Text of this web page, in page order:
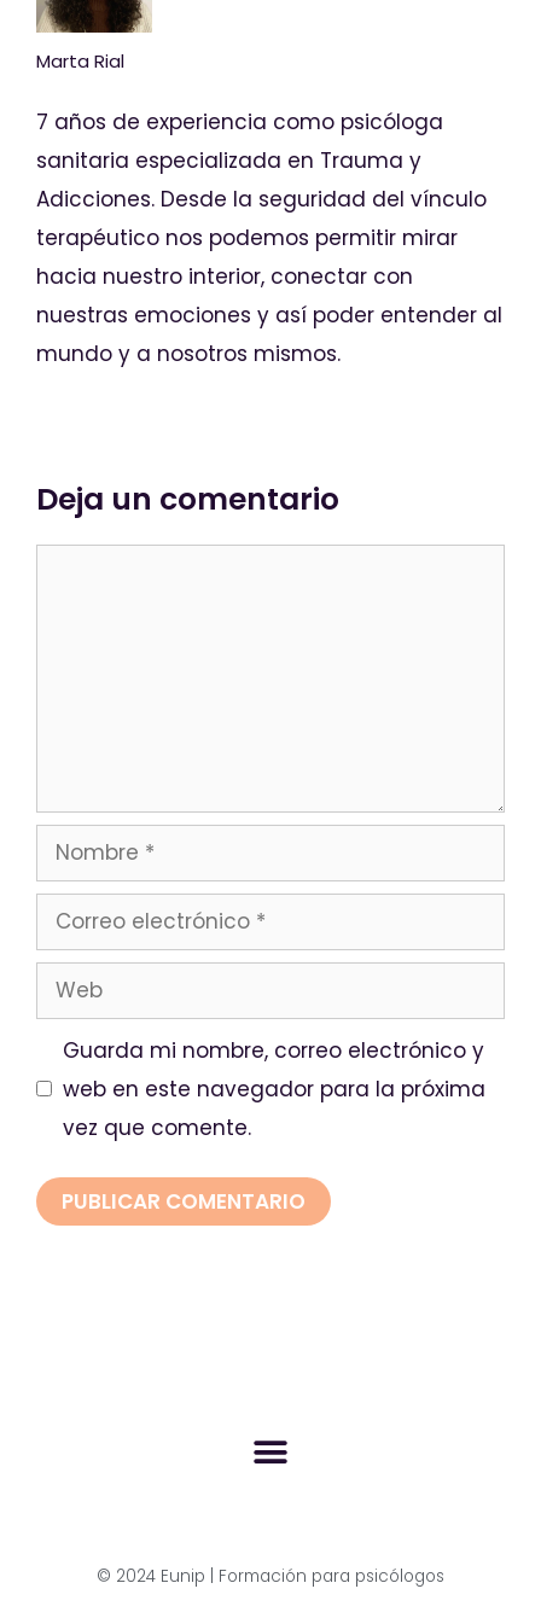
Marta Rial
7 años de experiencia como psicóloga
sanitaria especializada en Trauma y
Adicciones. Desde la seguridad del vínculo
terapéutico nos podemos permitir mirar
hacia nuestro interior, conectar con
nuestras emociones y así poder entender al
mundo y a nosotros mismos.
Deja un comentario
Guarda mi nombre, correo electrónico y
web en este navegador para la próxima
vez que comente.
© 2024 Eunip | Formación para psicólogos